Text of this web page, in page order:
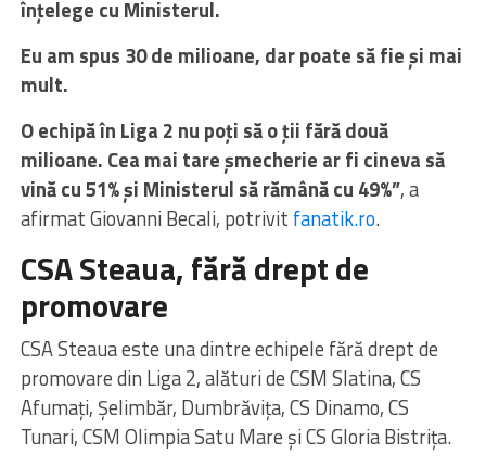
înțelege cu Ministerul.
Eu am spus 30 de milioane, dar poate să fie și mai
mult.
O echipăîn Liga 2 nu poți să o ții fără două
milioane. Cea mai tare șmecherie ar fi cineva să
vină cu 51% și Ministerul să rămână cu 49%”, a
afirmat Giovanni Becali, potrivit fanatik.ro.
CSA Steaua, fără drept de
promovare
CSA Steaua este una dintre echipele fără drept de
promovare din Liga 2, alături de CSM Slatina, CS
Afumați, Șelimbăr, Dumbrăvița, CS Dinamo, CS
Tunari, CSM Olimpia Satu Mare și CS Gloria Bistrița.